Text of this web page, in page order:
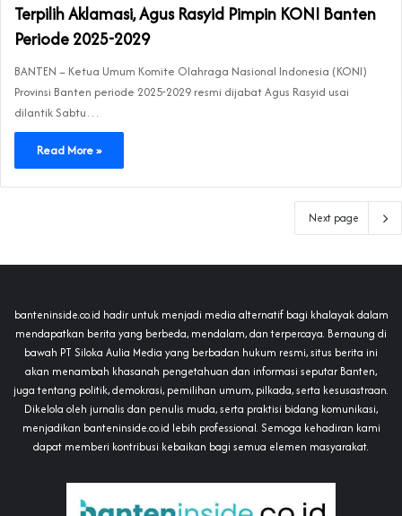
Terpilih Aklamasi, Agus Rasyid Pimpin KONI Banten
Periode 2025-2029
BANTEN – Ketua Umum Komite Olahraga Nasional Indonesia (KONI)
Provinsi Banten periode 2025-2029 resmi dijabat Agus Rasyid usai
dilantik Sabtu…
Read More »
Next page
banteninside.co.id hadir untuk menjadi media alternatif bagi khalayak dalam
mendapatkan berita yang berbeda, mendalam, dan terpercaya. Bernaung di
bawah PT Siloka Aulia Media yang berbadan hukum resmi, situs berita ini
akan menambah khasanah pengetahuan dan informasi seputar Banten,
juga tentang politik, demokrasi, pemilihan umum, pilkada, serta kesusastraan.
Dikelola oleh jurnalis dan penulis muda, serta praktisi bidang komunikasi,
menjadikan banteninside.co.id lebih professional. Semoga kehadiran kami
dapat memberi kontribusi kebaikan bagi semua elemen masyarakat.